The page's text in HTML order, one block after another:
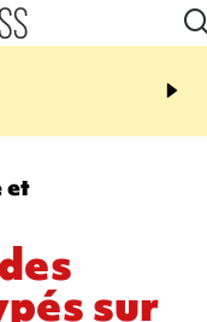
13:49
mineurs - un courrier
et
sur